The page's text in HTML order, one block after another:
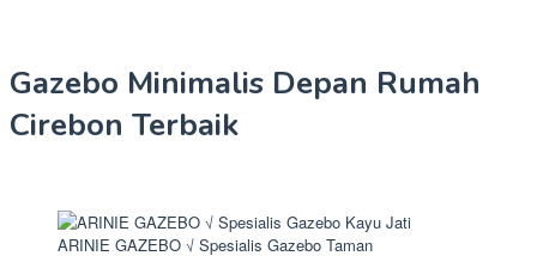
Gazebo Minimalis Depan Rumah
Cirebon Terbaik
ARINIE GAZEBO √ Spesialis Gazebo Taman